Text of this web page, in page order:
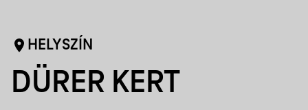
HELYSZÍN
DÜRER KERT